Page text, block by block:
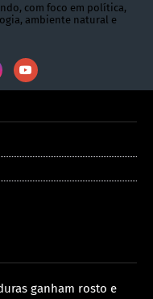
com foco em política,
ambiente natural e
ganham rosto e